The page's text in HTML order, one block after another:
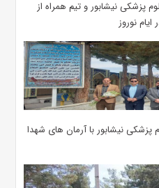
پزشکی نیشابور و تیم همراه از
نوروز
نیشابور با آرمان های شهدا